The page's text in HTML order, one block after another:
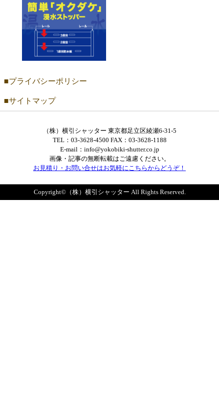
プライバシーポリシー
サイトマップ
（株）横引シャッター 東京都足立区綾瀬6-31-5
TEL：03-3628-4500 FAX：03-3628-1188
E-mail：info@yokobiki-shutter.co.jp
画像・記事の無断転載はご遠慮ください。
お見積り・お問い合せはお気軽にこちらからどうぞ！
Copyright©（株）横引シャッター All Rights Reserved.